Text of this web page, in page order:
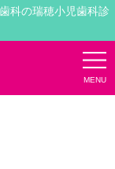
科の瑞穂小児歯科診
MENU